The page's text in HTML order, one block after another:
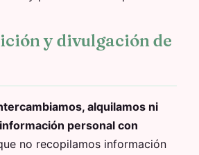
y divulgación de
alquilamos ni
personal con
no recopilamos información